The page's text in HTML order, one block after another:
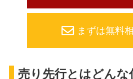
まずは無料
売り先行とはどんな